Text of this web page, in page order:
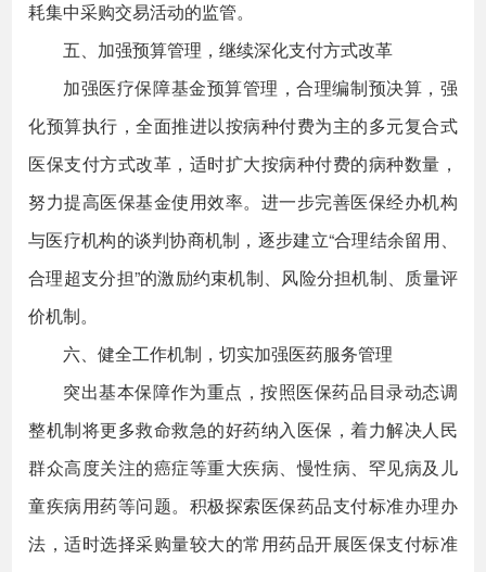
耗集中采购交易活动的监管。
五、加强预算管理，继续深化支付方式改革
加强医疗保障基金预算管理，合理编制预决算，强
化预算执行，全面推进以按病种付费为主的多元复合式
医保支付方式改革，适时扩大按病种付费的病种数量，
努力提高医保基金使用效率。进一步完善医保经办机构
与医疗机构的谈判协商机制，逐步建立“合理结余留用、
合理超支分担”的激励约束机制、风险分担机制、质量评
价机制。
六、健全工作机制，切实加强医药服务管理
突出基本保障作为重点，按照医保药品目录动态调
整机制将更多救命救急的好药纳入医保，着力解决人民
群众高度关注的癌症等重大疾病、慢性病、罕见病及儿
童疾病用药等问题。积极探索医保药品支付标准办理办
法，适时选择采购量较大的常用药品开展医保支付标准